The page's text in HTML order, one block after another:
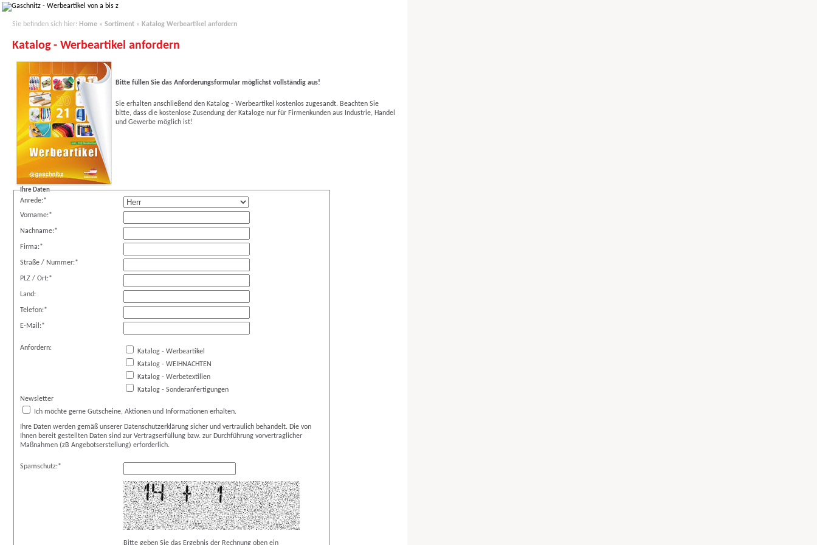
Sie befinden sich hier: Home» Sortiment» Katalog Werbeartikel anfordern
Katalog - Werbeartikel anfordern
Bitte füllen Sie das Anforderungsformular möglichst vollständig aus!
Sie erhalten anschließend den Katalog - Werbeartikel kostenlos zugesandt. Beachten Sie
bitte, dass die kostenlose Zusendung der Kataloge nur für Firmenkunden aus Industrie, Handel
und Gewerbe möglich ist!
Ihre Daten
Anrede:*
Vorname:*
Nachname:*
Firma:*
Straße / Nummer:*
PLZ / Ort:*
Land:
Telefon:*
E-Mail:*
Anfordern:
Katalog - Werbeartikel
Katalog - WEIHNACHTEN
Katalog - Werbetextilien
Katalog - Sonderanfertigungen
Newsletter
Ich möchte gerne Gutscheine, Aktionen und Informationen erhalten.
Ihre Daten werden gemäß unserer Datenschutzerklärung sicher und vertraulich behandelt. Die von
Ihnen bereit gestellten Daten sind zur Vertragserfüllung bzw. zur Durchführung vorvertraglicher
Maßnahmen (zB Angebotserstellung) erforderlich.
Spamschutz:*
Bitte geben Sie das Ergebnis der Rechnung oben ein